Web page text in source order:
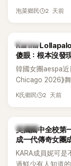
泡菜鄉民 2 天前
K-POP
Karina
傻眼：根本沒發
韓國女團aespa
Chicago 2026》
嗨翻。不過，成
K氏鄉民 2 天前
K-POP
美國國中全校第
成一代傳奇女團
KARA成員妮可
過鮮少有人知道